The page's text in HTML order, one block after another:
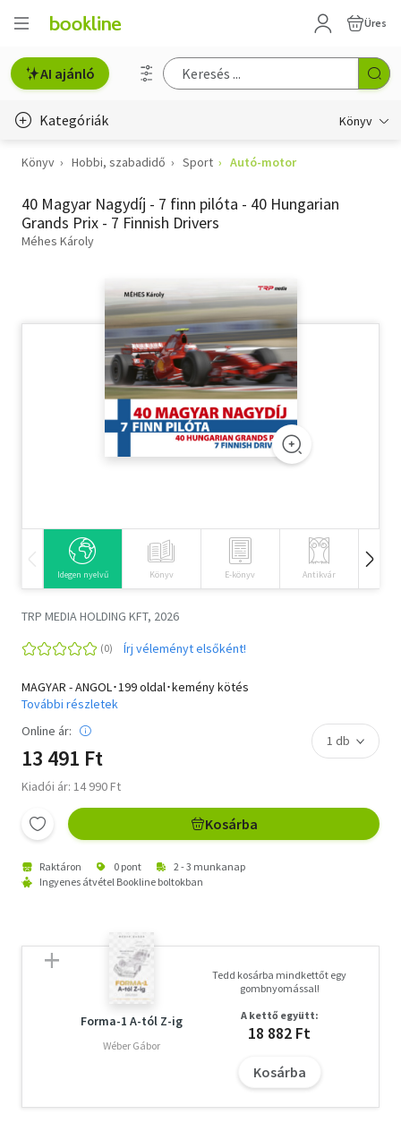
Üres
AI ajánló
Kategóriák Könyv
Életmód, egészség
Erotika
Gyermek- és ifjúsági
Szótár, nyelvkönyv
Természettudomány
Történelem
Vallás
Könyv Hobbi, szabadidő Sport Autó-motor
40 Magyar Nagydíj - 7 finn pilóta - 40 Hungarian
Grands Prix - 7 Finnish Drivers
Méhes Károly
Idegen nyelvű Könyv E-könyv Antikvár
TRP MEDIA HOLDING KFT, 2026
Írj véleményt elsőként!
MAGYAR - ANGOL･199 oldal･kemény kötés
További részletek
Online ár:
13 491 Ft
Kiadói ár: 14 990 Ft
Kosárba
Raktáron 0 pont
2 - 3 munkanap
Ingyenes átvétel Bookline boltokban
Forma-1 A-tól Z-ig
Wéber Gábor
Tedd kosárba mindkettőt egy
gombnyomással!
A kettő együtt:
18 882 Ft
Kosárba